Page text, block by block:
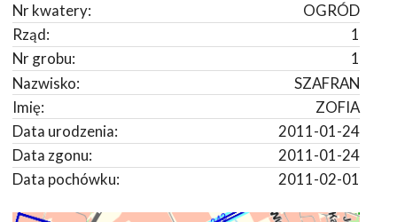
OGRÓD
Nr kwatery:
1
Rząd:
1
Nr grobu:
SZAFRAN
Nazwisko:
ZOFIA
Imię:
2011-01-24
Data urodzenia:
2011-01-24
Data zgonu:
2011-02-01
Data pochówku: